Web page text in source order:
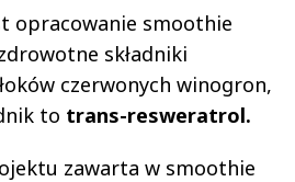
opracowanie smoothie
składniki
czerwonych winogron,
to trans-resweratrol.
zawarta w smoothie